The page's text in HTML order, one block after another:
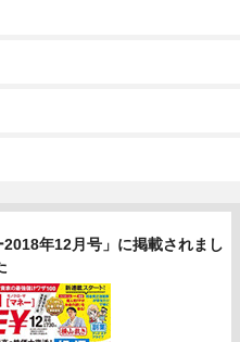
年12月号」に掲載されまし